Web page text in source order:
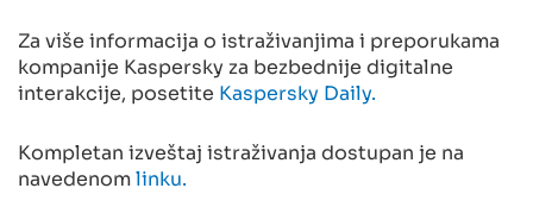
Za više informacija o istraživanjima i preporukama
kompanije Kaspersky za bezbednije digitalne
interakcije, posetite Kaspersky Daily.
Kompletan izveštaj istraživanja dostupan je na
navedenomlinku.